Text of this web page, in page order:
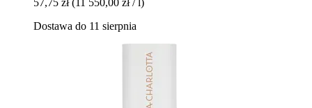
Dostawa do 11 sierpnia